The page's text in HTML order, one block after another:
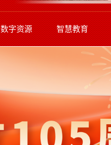
数字资源 智慧教育